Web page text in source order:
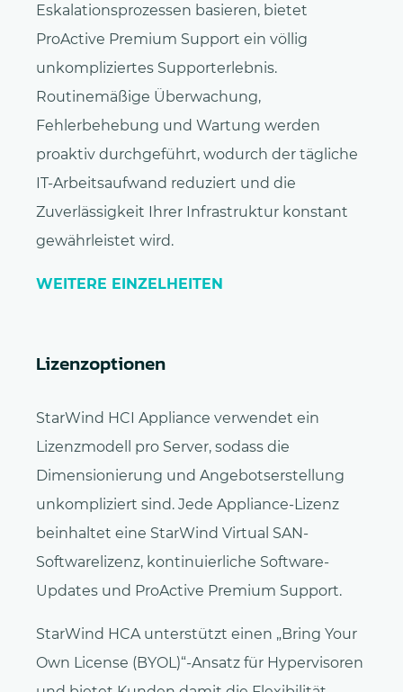
Eskalationsprozessen basieren, bietet
ProActive Premium Support ein völlig
unkompliziertes Supporterlebnis.
Routinemäßige Überwachung,
Fehlerbehebung und Wartung werden
proaktiv durchgeführt, wodurch der tägliche
IT-Arbeitsaufwand reduziert und die
Zuverlässigkeit Ihrer Infrastruktur konstant
gewährleistet wird.
WEITERE EINZELHEITEN
Lizenzoptionen
StarWind HCI Appliance verwendet ein
Lizenzmodell pro Server, sodass die
Dimensionierung und Angebotserstellung
unkompliziert sind. Jede Appliance-Lizenz
beinhaltet eine StarWind Virtual SAN-
Softwarelizenz, kontinuierliche Software-
Updates und ProActive Premium Support.
StarWind HCA unterstützt einen „Bring Your
Own License (BYOL)“-Ansatz für Hypervisoren